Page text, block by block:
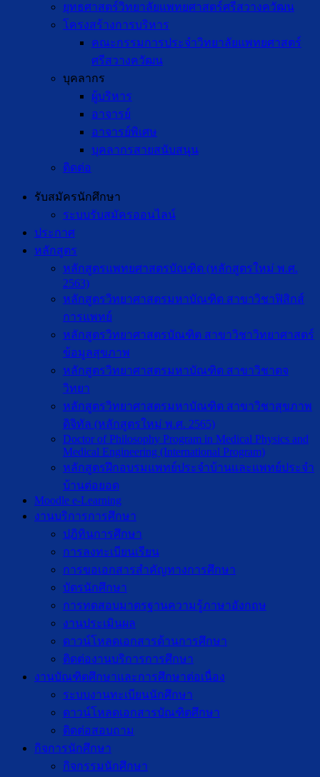
ยุทธศาสตร์วิทยาลัยแพทยศาสตร์ศรีสวางควัฒน
โครงสร้างการบริหาร
คณะกรรมการประจำวิทยาลัยแพทยศาสตร์
ศรีสวางควัฒน
บุคลากร
ผู้บริหาร
อาจารย์
อาจารย์พิเศษ
บุคลากรสายสนับสนุน
ติดต่อ
รับสมัครนักศึกษา
ระบบรับสมัครออนไลน์
ประกาศ
หลักสูตร
หลักสูตรแพทยศาสตรบัณฑิต (หลักสูตรใหม่ พ.ศ.
2563)
หลักสูตรวิทยาศาสตรมหาบัณฑิต สาขาวิชาฟิสิกส์
การแพทย์
หลักสูตรวิทยาศาสตรบัณฑิต สาขาวิชาวิทยาศาสตร์
ข้อมูลสุขภาพ
หลักสูตรวิทยาศาสตรมหาบัณฑิต สาขาวิชาตจ
วิทยา
หลักสูตรวิทยาศาสตรมหาบัณฑิต สาขาวิชาสุขภาพ
ดิจิทัล (หลักสูตรใหม่ พ.ศ. 2565)
Doctor of Philosophy Program in Medical Physics and
Medical Engineering (International Program)
หลักสูตรฝึกอบรมแพทย์ประจำบ้านและแพทย์ประจำ
บ้านต่อยอด
Moodle e-Learning
งานบริการการศึกษา
ปฎิทินการศึกษา
การลงทะเบียนเรียน
การขอเอกสารสำคัญทางการศึกษา
บัตรนักศึกษา
การทดสอบมาตรฐานความรู้ภาษาอังกฤษ
งานประเมินผล
ดาวน์โหลดเอกสารด้านการศึกษา
ติดต่องานบริการการศึกษา
งานบัณฑิตศึกษาเเละการศึกษาต่อเนื่อง
ระบบงานทะเบียนนักศึกษา
ดาวน์โหลดเอกสารบัณฑิตศึกษา
ติดต่อสอบถาม
กิจการนักศึกษา
กิจกรรมนักศึกษา